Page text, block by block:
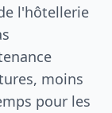
l'hôtellerie
moins
pour les